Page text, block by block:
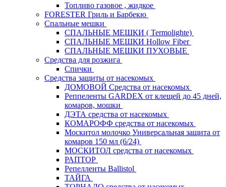
Топливо газовое , жидкое
FORESTER Гриль и Барбекю
Спальные мешки
СПАЛЬНЫЕ МЕШКИ ( Termolighte)
СПАЛЬНЫЕ МЕШКИ Hollow Fiber
СПАЛЬНЫЕ МЕШКИ ПУХОВЫЕ
Средства для розжига
Спички
Средства защиты от насекомых
ДОМОВОЙ Средства от насекомых
Реппеленты GARDEX от клещей до 45 дней,
комаров, мошки
ДЭТА средства от насекомых
КОМАРОФФ средства от насекомых
Москитол молочко Универсальная защита от
комаров 150 мл (6/24)
МОСКИТОЛ средства от насекомых
РАПТОР
Репелленты Ballistol
ТАЙГА